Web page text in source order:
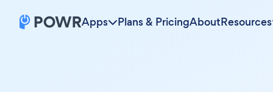
Apps Plans & PricingAboutResources